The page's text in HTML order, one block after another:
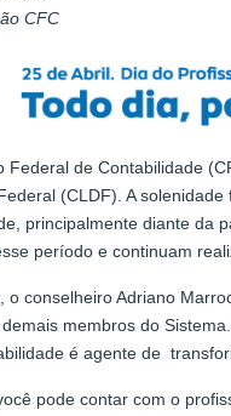
CFC
Federal de Contabilidade
(CLDF). A
principalmente diante da
período e continuam
o conselheiro Adriano
membros do
é agente de
pode contar com o